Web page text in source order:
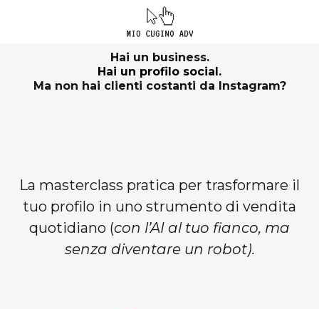
Hai un business.
Hai un profilo social.
Ma non hai clienti costanti da Instagram?
La masterclass pratica per trasformare il
tuo profilo in uno strumento di vendita
quotidiano (con l’AI al tuo fianco, ma
senza diventare un robot).